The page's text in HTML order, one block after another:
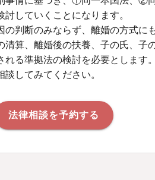
していくことになります。
判断のみならず、離婚の方式に
清算、離婚後の扶養、子の氏、子
る準拠法の検討を必要とします。
してみてください。
法律相談を予約する